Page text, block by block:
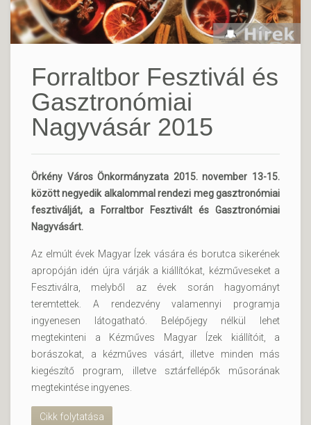
Forraltbor Fesztivál és
Gasztronómiai
Nagyvásár 2015
Örkény Város Önkormányzata 2015. november 13-15.
között negyedik alkalommal rendezi meg gasztronómiai
fesztiválját, a Forraltbor Fesztivált és Gasztronómiai
Nagyvásárt.
Az elmúlt évek Magyar Ízek vására és borutca sikerének
apropóján idén újra várják a kiállítókat, kézműveseket a
Fesztiválra, melyből az évek során hagyományt
teremtettek. A rendezvény valamennyi programja
ingyenesen látogatható. Belépőjegy nélkül lehet
megtekinteni a Kézműves Magyar Ízek kiállítóit, a
borászokat, a kézműves vásárt, illetve minden más
kiegészítő program, illetve sztárfellépők műsorának
megtekintése ingyenes.
Cikk folytatása